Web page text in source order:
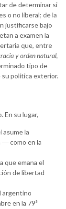
de determinar si
o no liberal; de la
justificarse bajo
a examen la
que, entre
y orden natural,
tipo de
su política exterior.
En su lugar,
asume la
― como en la
que emana el
de libertad
argentino
en la 79ª